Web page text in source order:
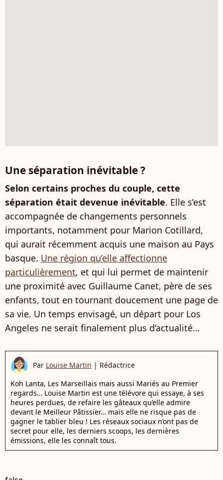
Une séparation inévitable ?
Selon certains proches du couple, cette
séparation était devenue inévitable. Elle s’est
accompagnée de changements personnels
importants, notamment pour Marion Cotillard,
qui aurait récemment acquis une maison au Pays
basque. Une région qu’elle affectionne
particulièrement, et qui lui permet de maintenir
une proximité avec Guillaume Canet, père de ses
enfants, tout en tournant doucement une page de
sa vie. Un temps envisagé, un départ pour Los
Angeles ne serait finalement plus d’actualité…
Par Louise Martin | Rédactrice
Koh Lanta, Les Marseillais mais aussi Mariés au Premier
regards… Louise Martin est une télévore qui essaye, à ses
heures perdues, de refaire les gâteaux qu’elle admire
devant le Meilleur Pâtissier… mais elle ne risque pas de
gagner le tablier bleu ! Les réseaux sociaux n’ont pas de
secret pour elle, les derniers scoops, les dernières
émissions, elle les connaît tous.